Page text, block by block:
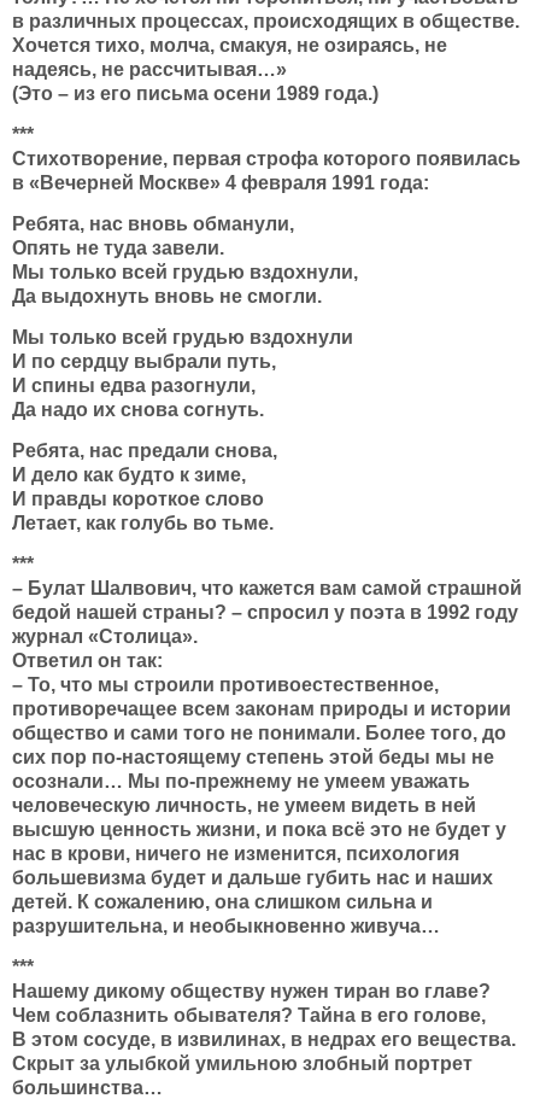
в различных процессах, происходящих в обществе.
Хочется тихо, молча, смакуя, не озираясь, не
надеясь, не рассчитывая…»
(Это – из его письма осени 1989 года.)
***
Стихотворение, первая строфа которого появилась
в «Вечерней Москве» 4 февраля 1991 года:
Ребята, нас вновь обманули,
Опять не туда завели.
Мы только всей грудью вздохнули,
Да выдохнуть вновь не смогли.
Мы только всей грудью вздохнули
И по сердцу выбрали путь,
И спины едва разогнули,
Да надо их снова согнуть.
Ребята, нас предали снова,
И дело как будто к зиме,
И правды короткое слово
Летает, как голубь во тьме.
***
– Булат Шалвович, что кажется вам самой страшной
бедой нашей страны? – спросил у поэта в 1992 году
журнал «Столица».
Ответил он так:
– То, что мы строили противоестественное,
противоречащее всем законам природы и истории
общество и сами того не понимали. Более того, до
сих пор по-настоящему степень этой беды мы не
осознали… Мы по-прежнему не умеем уважать
человеческую личность, не умеем видеть в ней
высшую ценность жизни, и пока всё это не будет у
нас в крови, ничего не изменится, психология
большевизма будет и дальше губить нас и наших
детей. К сожалению, она слишком сильна и
разрушительна, и необыкновенно живуча…
***
Нашему дикому обществу нужен тиран во главе?
Чем соблазнить обывателя? Тайна в его голове,
В этом сосуде, в извилинах, в недрах его вещества.
Скрыт за улыбкой умильною злобный портрет
большинства…